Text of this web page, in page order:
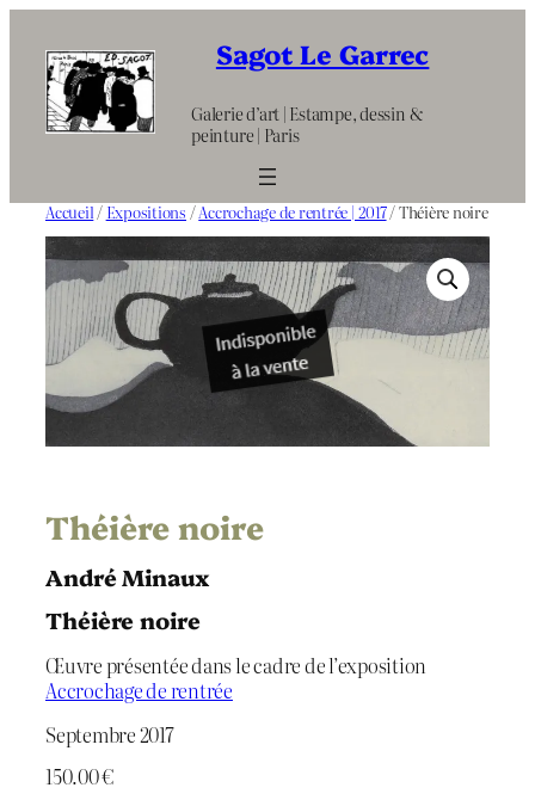
contenu
Sagot Le Garrec
Galerie d’art | Estampe, dessin &
peinture | Paris
Accueil / Expositions /Accrochage de rentrée | 2017/ Théière noire
Théière noire
André Minaux
Théière noire
Œuvre présentée dans le cadre de l’exposition
Accrochage de rentrée
Septembre 2017
150.00€